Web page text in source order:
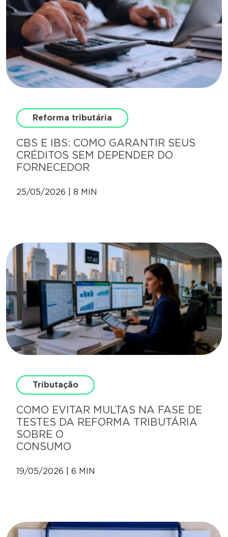
Reforma tributária
CBS E IBS: COMO GARANTIR SEUS
CRÉDITOS SEM DEPENDER DO
FORNECEDOR
25/05/2026 | 8 MIN
Tributação
COMO EVITAR MULTAS NA FASE DE
TESTES DA REFORMA TRIBUTÁRIA
SOBRE O
19/05/2026 | 6 MIN